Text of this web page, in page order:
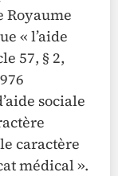
Royaume
« l’aide
57, § 2,
sociale
caractère
médical ».